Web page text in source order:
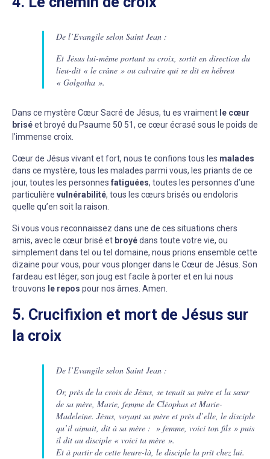
De l’Evangile selon Saint Jean :
Et Jésus lui-même portant sa croix, sortit en direction du
lieu-dit « le crâne » ou calvaire qui se dit en hébreu
« Golgotha ».
Dans ce mystère Cœur Sacré de Jésus, tu es vraiment le cœur
briséet broyé du Psaume 50 51, ce cœur écrasé sous le poids de
l’immense croix.
Cœur de Jésus vivant et fort, nous te confions tous les malades
dans ce mystère, tous les malades parmi vous, les priants de ce
jour, toutes les personnes fatiguées, toutes les personnes d’une
particulière vulnérabilité, tous les cœurs brisés ou endoloris
quelle qu’en soit la raison.
Si vous vous reconnaissez dans une de ces situations chers
amis, avec le cœur brisé et broyédans toute votre vie, ou
simplement dans tel ou tel domaine, nous prions ensemble cette
dizaine pour vous, pour vous plonger dans le Cœur de Jésus. Son
fardeau est léger, son joug est facile à porter et en lui nous
trouvons le repos pour nos âmes. Amen.
5. Crucifixion et mort de Jésus sur
la croix
De l’Evangile selon Saint Jean :
Or, près de la croix de Jésus, se tenait sa mère et la sœur
de sa mère, Marie, femme de Cléophas et Marie-
Madeleine. Jésus, voyant sa mère et près d’elle, le disciple
qu’il aimait, dit à sa mère : » femme, voici ton fils » puis
il dit au disciple « voici ta mère ».
Et à partir de cette heure-là, le disciple la prit chez lui.